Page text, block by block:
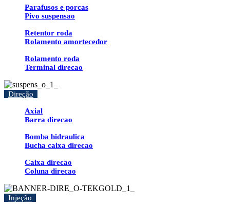
Parafusos e porcas
Pivo suspensao
Retentor roda
Rolamento amortecedor
Rolamento roda
Terminal direcao
Direção
Axial
Barra direcao
Bomba hidraulica
Bucha caixa direcao
Caixa direcao
Coluna direcao
Injeção